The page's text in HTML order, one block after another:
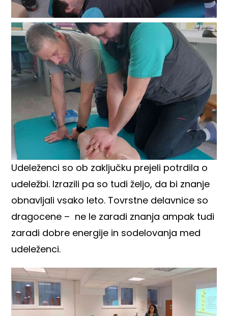
Udeleženci so ob zaključku prejeli potrdila o
udeležbi. Izrazili pa so tudi željo, da bi znanje
obnavljali vsako leto. Tovrstne delavnice so
dragocene – ne le zaradi znanja ampak tudi
zaradi dobre energije in sodelovanja med
udeleženci.